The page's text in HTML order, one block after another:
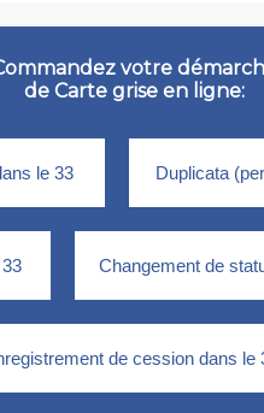
votre
de Carte grise en ligne: